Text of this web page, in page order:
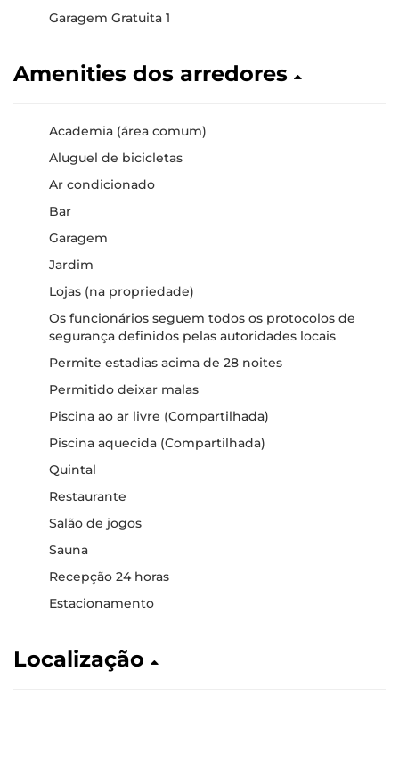
Garagem Gratuita 1
Amenities dos arredores
Academia (área comum)
Aluguel de bicicletas
Ar condicionado
Bar
Garagem
Jardim
Lojas (na propriedade)
Os funcionários seguem todos os protocolos de
segurança definidos pelas autoridades locais
Permite estadias acima de 28 noites
Permitido deixar malas
Piscina ao ar livre (Compartilhada)
Piscina aquecida (Compartilhada)
Quintal
Restaurante
Salão de jogos
Sauna
Recepção 24 horas
Estacionamento
Localização